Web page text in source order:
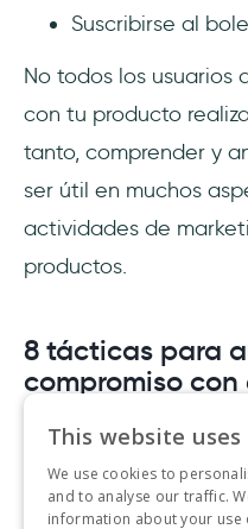
Suscribirse al
No todos los usuarios
con tu producto
tanto, comprender y
ser útil en muchos
actividades de
productos.
8 tácticas para
compromiso
1. Atrae a la
con un apoyo
This website uses
We use cookies to
and to analyse our traffic.
information about your use